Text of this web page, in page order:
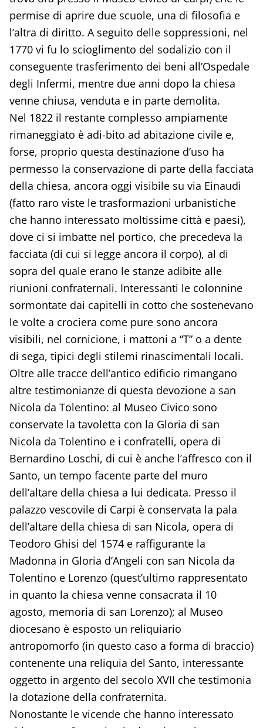
permise di aprire due scuole, una di filosofia e
l’altra di diritto. A seguito delle soppressioni, nel
1770 vi fu lo scioglimento del sodalizio con il
conseguente trasferimento dei beni all’Ospedale
degli Infermi, mentre due anni dopo la chiesa
venne chiusa, venduta e in parte demolita.
Nel 1822 il restante complesso ampiamente
rimaneggiato è adi-bito ad abitazione civile e,
forse, proprio questa destinazione d’uso ha
permesso la conservazione di parte della facciata
della chiesa, ancora oggi visibile su via Einaudi
(fatto raro viste le trasformazioni urbanistiche
che hanno interessato moltissime città e paesi),
dove ci si imbatte nel portico, che precedeva la
facciata (di cui si legge ancora il corpo), al di
sopra del quale erano le stanze adibite alle
riunioni confraternali. Interessanti le colonnine
sormontate dai capitelli in cotto che sostenevano
le volte a crociera come pure sono ancora
visibili, nel cornicione, i mattoni a “T” o a dente
di sega, tipici degli stilemi rinascimentali locali.
Oltre alle tracce dell’antico edificio rimangano
altre testimonianze di questa devozione a san
Nicola da Tolentino: al Museo Civico sono
conservate la tavoletta con la Gloria di san
Nicola da Tolentino e i confratelli, opera di
Bernardino Loschi, di cui è anche l’affresco con il
Santo, un tempo facente parte del muro
dell’altare della chiesa a lui dedicata. Presso il
palazzo vescovile di Carpi è conservata la pala
dell’altare della chiesa di san Nicola, opera di
Teodoro Ghisi del 1574 e raffigurante la
Madonna in Gloria d’Angeli con san Nicola da
Tolentino e Lorenzo (quest’ultimo rappresentato
in quanto la chiesa venne consacrata il 10
agosto, memoria di san Lorenzo); al Museo
diocesano è esposto un reliquiario
antropomorfo (in questo caso a forma di braccio)
contenente una reliquia del Santo, interessante
oggetto in argento del secolo XVII che testimonia
la dotazione della confraternita.
Nonostante le vicende che hanno interessato